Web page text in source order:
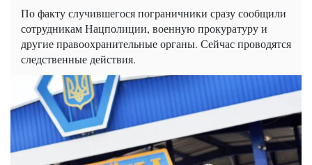
По факту случившегося пограничники сразу сообщили
сотрудникам Нацполиции, военную прокуратуру и
другие правоохранительные органы. Сейчас проводятся
следственные действия.